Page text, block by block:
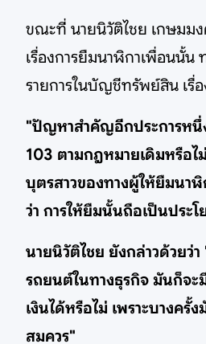
ขณะที่ นายนิวัติไชย เกษมมง
เรื่องการยืมนาฬิกาเพื่อนนั้น
รายการในบัญชีทรัพย์สิน เรื่
"ปัญหาสำคัญอีกประการหนึ่
103 ตามกฎหมายเดิมหรือไ
บุตรสาวของทางผู้ให้ยืมนาฬิ
ว่า การให้ยืมนั้นถือเป็นประ
นายนิวัติไชย ยังกล่าวด้วยว่
รถยนต์ในทางธุรกิจ มันก็จ
เงินได้หรือไม่ เพราะบางค
สมควร"